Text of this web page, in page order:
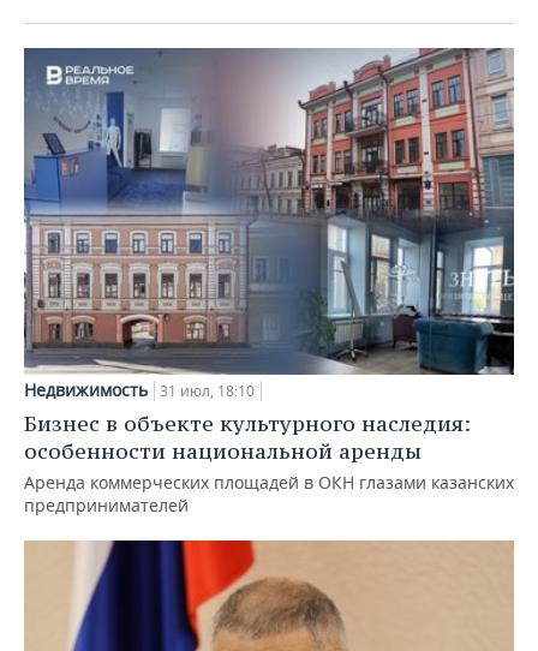
Недвижимость 31 июл, 18:10
Бизнес в объекте культурного наследия:
особенности национальной аренды
Аренда коммерческих площадей в ОКН глазами казанских
предпринимателей